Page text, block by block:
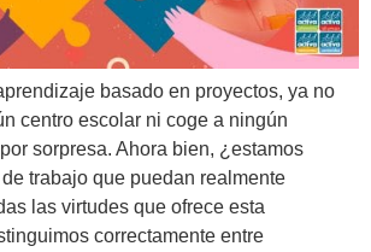
basado en proyectos, ya no
centro escolar ni coge a ningún
sorpresa. Ahora bien, ¿estamos
trabajo que puedan realmente
las virtudes que ofrece esta
correctamente entre